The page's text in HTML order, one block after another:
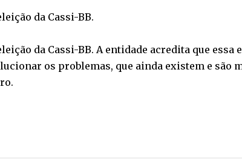
da Cassi-BB.
da Cassi-BB. A entidade acredita que
os problemas, que ainda existem e são